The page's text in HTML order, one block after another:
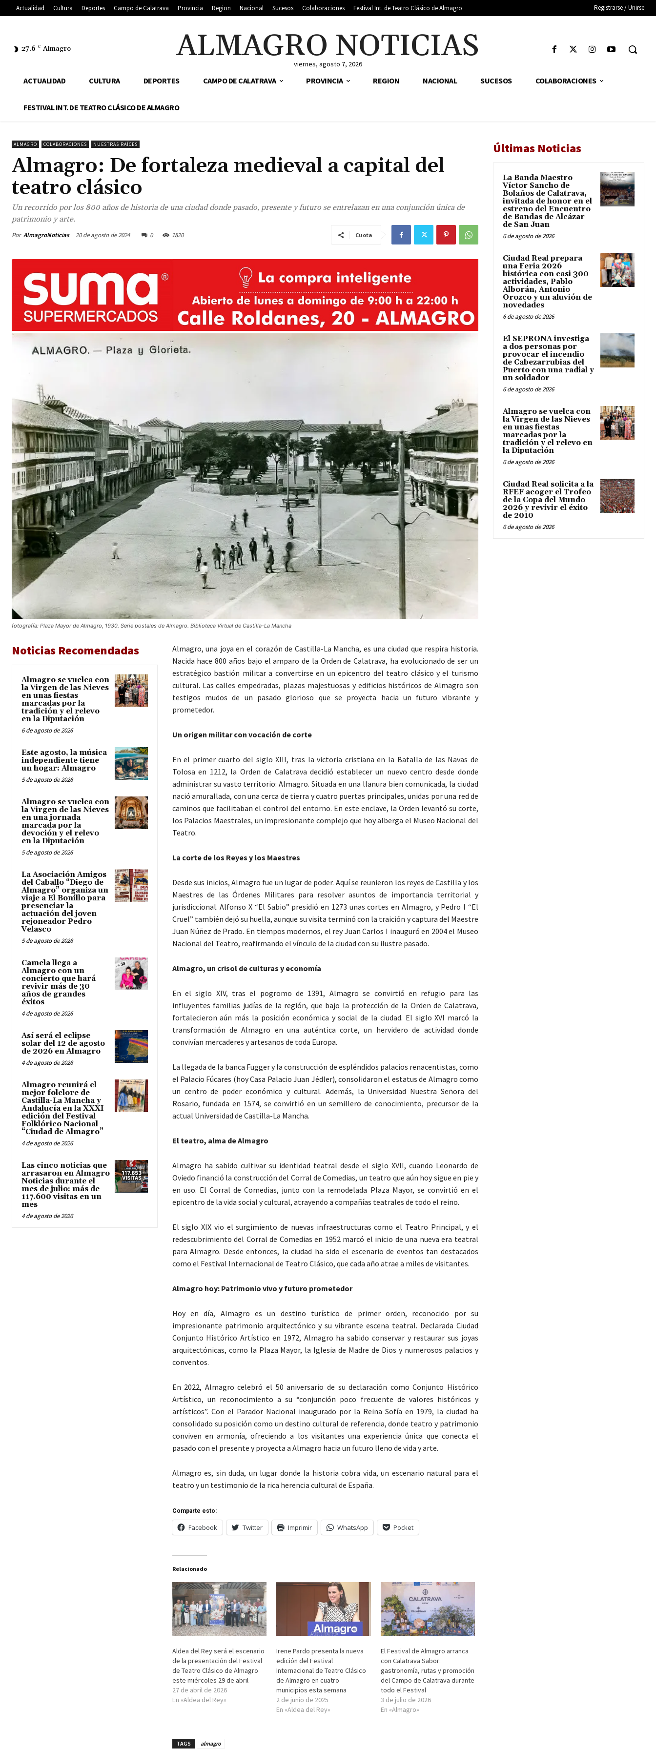
Actualidad Cultura Deportes Campo de Calatrava Provincia Region Nacional Sucesos Colaboraciones Festival Int. de Teatro Clásico de Almagro Registrarse / Unirse
27.6 C Almagro ALMAGRO NOTICIAS
viernes, agosto 7, 2026
ACTUALIDAD CULTURA DEPORTES CAMPO DE CALATRAVA PROVINCIA REGION NACIONAL SUCESOS COLABORACIONES
FESTIVAL INT. DE TEATRO CLÁSICO DE ALMAGRO
ALMAGRO COLABORACIONES NUESTRAS RAÍCES
Almagro: De fortaleza medieval a capital del
teatro clásico
Un recorrido por los 800 años de historia de una ciudad donde pasado, presente y futuro se entrelazan en una conjunción única de
patrimonio y arte.
Por AlmagroNoticias 20 de agosto de 2024 0 1820 Cuota
fotografía: Plaza Mayor de Almagro, 1930. Serie postales de Almagro. Biblioteca Virtual de Castilla-La Mancha
Noticias Recomendadas
Almagro se vuelca con
la Virgen de las Nieves
en unas fiestas
marcadas por la
tradición y el relevo
en la Diputación
6 de agosto de 2026
Este agosto, la música
independiente tiene
un hogar: Almagro
5 de agosto de 2026
Almagro se vuelca con
la Virgen de las Nieves
en una jornada
marcada por la
devoción y el relevo
en la Diputación
5 de agosto de 2026
La Asociación Amigos
del Caballo “Diego de
Almagro” organiza un
viaje a El Bonillo para
presenciar la
actuación del joven
rejoneador Pedro
Velasco
5 de agosto de 2026
Camela llega a
Almagro con un
concierto que hará
revivir más de 30
años de grandes
éxitos
4 de agosto de 2026
Así será el eclipse
solar del 12 de agosto
de 2026 en Almagro
4 de agosto de 2026
Almagro reunirá el
mejor folclore de
Castilla-La Mancha y
Andalucía en la XXXI
edición del Festival
Folklórico Nacional
“Ciudad de Almagro”
4 de agosto de 2026
Las cinco noticias que
arrasaron en Almagro
Noticias durante el
mes de julio: más de
117.600 visitas en un
mes
4 de agosto de 2026
Almagro, una joya en el corazón de Castilla-La Mancha, es una ciudad que respira historia.
Nacida hace 800 años bajo el amparo de la Orden de Calatrava, ha evolucionado de ser un
estratégico bastión militar a convertirse en un epicentro del teatro clásico y el turismo
cultural. Las calles empedradas, plazas majestuosas y edificios históricos de Almagro son
testigos mudos de un pasado glorioso que se proyecta hacia un futuro vibrante y
prometedor.
Un origen militar con vocación de corte
En el primer cuarto del siglo XIII, tras la victoria cristiana en la Batalla de las Navas de
Tolosa en 1212, la Orden de Calatrava decidió establecer un nuevo centro desde donde
administrar su vasto territorio: Almagro. Situada en una llanura bien comunicada, la ciudad
nació amurallada, con una cerca de tierra y cuatro puertas principales, unidas por una red de
caminos que facilitaban el control del entorno. En este enclave, la Orden levantó su corte,
los Palacios Maestrales, un impresionante complejo que hoy alberga el Museo Nacional del
Teatro.
La corte de los Reyes y los Maestres
Desde sus inicios, Almagro fue un lugar de poder. Aquí se reunieron los reyes de Castilla y los
Maestres de las Órdenes Militares para resolver asuntos de importancia territorial y
jurisdiccional. Alfonso X “El Sabio” presidió en 1273 unas cortes en Almagro, y Pedro I “El
Cruel” también dejó su huella, aunque su visita terminó con la traición y captura del Maestre
Juan Núñez de Prado. En tiempos modernos, el rey Juan Carlos I inauguró en 2004 el Museo
Nacional del Teatro, reafirmando el vínculo de la ciudad con su ilustre pasado.
Almagro, un crisol de culturas y economía
En el siglo XIV, tras el pogromo de 1391, Almagro se convirtió en refugio para las
influyentes familias judías de la región, que bajo la protección de la Orden de Calatrava,
fortalecieron aún más la posición económica y social de la ciudad. El siglo XVI marcó la
transformación de Almagro en una auténtica corte, un hervidero de actividad donde
convivían mercaderes y artesanos de toda Europa.
La llegada de la banca Fugger y la construcción de espléndidos palacios renacentistas, como
el Palacio Fúcares (hoy Casa Palacio Juan Jédler), consolidaron el estatus de Almagro como
un centro de poder económico y cultural. Además, la Universidad Nuestra Señora del
Rosario, fundada en 1574, se convirtió en un semillero de conocimiento, precursor de la
actual Universidad de Castilla-La Mancha.
El teatro, alma de Almagro
Almagro ha sabido cultivar su identidad teatral desde el siglo XVII, cuando Leonardo de
Oviedo financió la construcción del Corral de Comedias, un teatro que aún hoy sigue en pie y
en uso. El Corral de Comedias, junto con la remodelada Plaza Mayor, se convirtió en el
epicentro de la vida social y cultural, atrayendo a compañías teatrales de todo el reino.
El siglo XIX vio el surgimiento de nuevas infraestructuras como el Teatro Principal, y el
redescubrimiento del Corral de Comedias en 1952 marcó el inicio de una nueva era teatral
para Almagro. Desde entonces, la ciudad ha sido el escenario de eventos tan destacados
como el Festival Internacional de Teatro Clásico, que cada año atrae a miles de visitantes.
Almagro hoy: Patrimonio vivo y futuro prometedor
Hoy en día, Almagro es un destino turístico de primer orden, reconocido por su
impresionante patrimonio arquitectónico y su vibrante escena teatral. Declarada Ciudad
Conjunto Histórico Artístico en 1972, Almagro ha sabido conservar y restaurar sus joyas
arquitectónicas, como la Plaza Mayor, la Iglesia de Madre de Dios y numerosos palacios y
conventos.
En 2022, Almagro celebró el 50 aniversario de su declaración como Conjunto Histórico
Artístico, un reconocimiento a su “conjunción poco frecuente de valores históricos y
artísticos”. Con el Parador Nacional inaugurado por la Reina Sofía en 1979, la ciudad ha
consolidado su posición como un destino cultural de referencia, donde teatro y patrimonio
conviven en armonía, ofreciendo a los visitantes una experiencia única que conecta el
pasado con el presente y proyecta a Almagro hacia un futuro lleno de vida y arte.
Almagro es, sin duda, un lugar donde la historia cobra vida, un escenario natural para el
teatro y un testimonio de la rica herencia cultural de España.
Comparte esto:
Facebook Twitter Imprimir WhatsApp Pocket
Relacionado
Aldea del Rey será el escenario
de la presentación del Festival
de Teatro Clásico de Almagro
este miércoles 29 de abril
27 de abril de 2026
En «Aldea del Rey»
Irene Pardo presenta la nueva
edición del Festival
Internacional de Teatro Clásico
de Almagro en cuatro
municipios esta semana
2 de junio de 2025
En «Aldea del Rey»
El Festival de Almagro arranca
con Calatrava Sabor:
gastronomía, rutas y promoción
del Campo de Calatrava durante
todo el Festival
3 de julio de 2026
En «Almagro»
TAGS almagro
Últimas Noticias
La Banda Maestro
Víctor Sancho de
Bolaños de Calatrava,
invitada de honor en el
estreno del Encuentro
de Bandas de Alcázar
de San Juan
6 de agosto de 2026
Ciudad Real prepara
una Feria 2026
histórica con casi 300
actividades, Pablo
Alborán, Antonio
Orozco y un aluvión de
novedades
6 de agosto de 2026
El SEPRONA investiga
a dos personas por
provocar el incendio
de Cabezarrubias del
Puerto con una radial y
un soldador
6 de agosto de 2026
Almagro se vuelca con
la Virgen de las Nieves
en unas fiestas
marcadas por la
tradición y el relevo en
la Diputación
6 de agosto de 2026
Ciudad Real solicita a la
RFEF acoger el Trofeo
de la Copa del Mundo
2026 y revivir el éxito
de 2010
6 de agosto de 2026